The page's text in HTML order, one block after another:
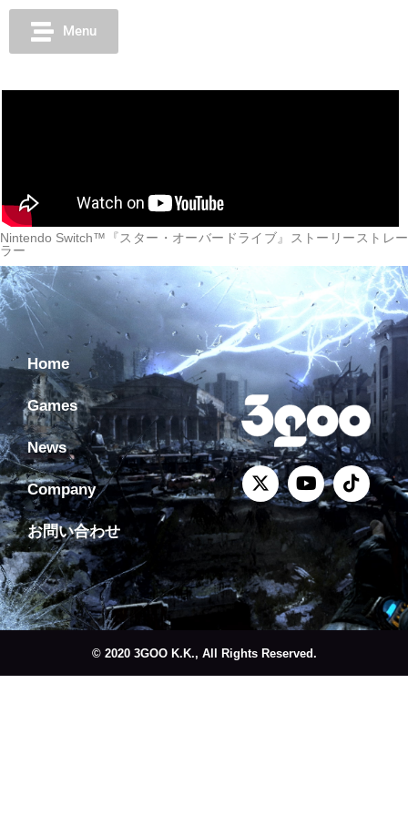
Menu
Nintendo Switch™『スター・オーバードライブ』ストーリーストレー
ラー
Home
Games
News
Company
お問い合わせ
© 2020 3GOO K.K., All Rights Reserved.